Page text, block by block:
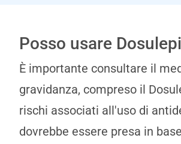
Posso usare
È importante consultare il
gravidanza, compreso il
rischi associati all'uso di
dovrebbe essere presa in